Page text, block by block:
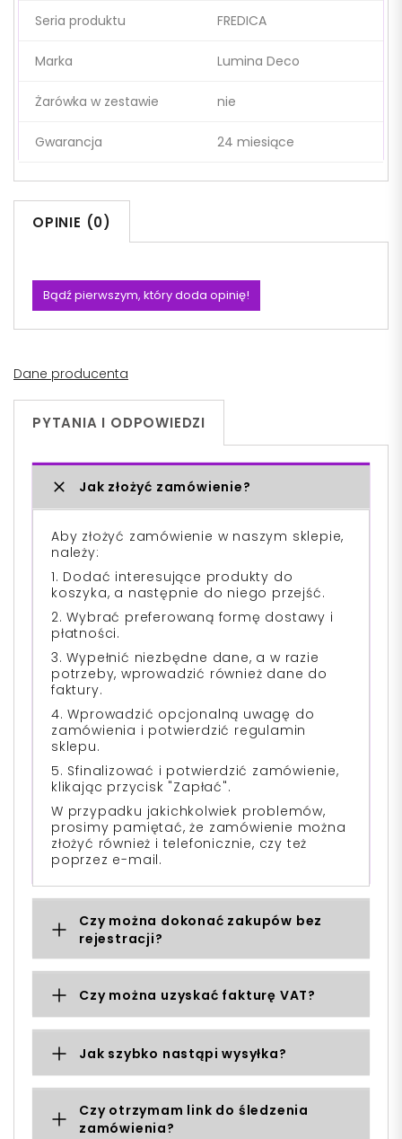
Seria produktu FREDICA
Marka Lumina Deco
Żarówka w zestawie nie
Gwarancja 24 miesiące
OPINIE (0)
Bądź pierwszym, który doda opinię!
Dane producenta
PYTANIA I ODPOWIEDZI
Jak złożyć zamówienie?
Aby złożyć zamówienie w naszym sklepie,
należy:
1. Dodać interesujące produkty do
koszyka, a następnie do niego przejść.
2. Wybrać preferowaną formę dostawy i
płatności.
3. Wypełnić niezbędne dane, a w razie
potrzeby, wprowadzić również dane do
faktury.
4. Wprowadzić opcjonalną uwagę do
zamówienia i potwierdzić regulamin
sklepu.
5. Sfinalizować i potwierdzić zamówienie,
klikając przycisk "Zapłać".
W przypadku jakichkolwiek problemów,
prosimy pamiętać, że zamówienie można
złożyć również i telefonicznie, czy też
poprzez e-mail.
Czy można dokonać zakupów bez
rejestracji?
Czy można uzyskać fakturę VAT?
Jak szybko nastąpi wysyłka?
Czy otrzymam link do śledzenia
zamówienia?